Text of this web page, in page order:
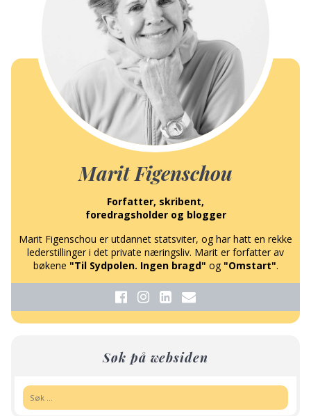
Marit Figenschou
Forfatter, skribent,
foredragsholder og blogger
Marit Figenschou er utdannet statsviter, og har hatt en rekke
lederstillinger i det private næringsliv. Marit er forfatter av
bøkene "Til Sydpolen. Ingen bragd" og "Omstart".
Søk på websiden